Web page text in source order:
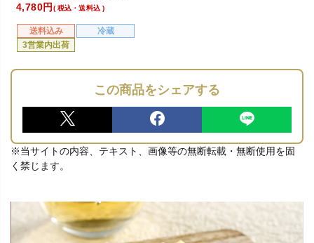
送料込み
冷蔵
3営業内出荷
4,780 税込・送料込
この商品をシェアする
※当サイトの内容、テキスト、画像等の無断転載・無断使用を固
く禁じます。